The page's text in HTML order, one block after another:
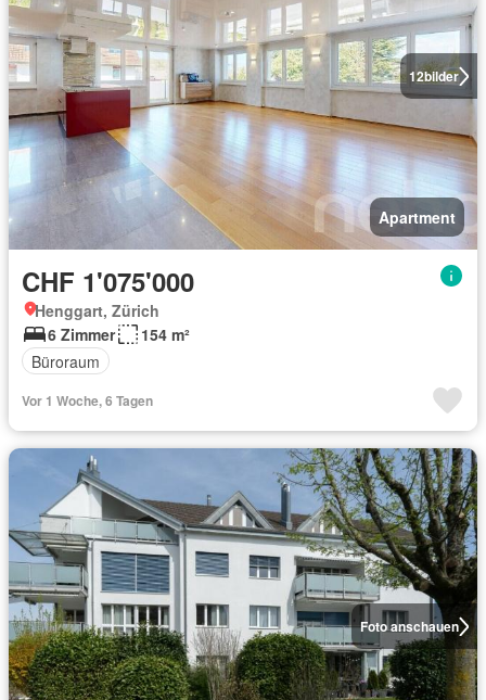
12bilder
Apartment
CHF 1'075'000
Henggart, Zürich
6 Zimmer
154 m²
Büroraum
Vor 1 Woche, 6 Tagen
Foto anschauen